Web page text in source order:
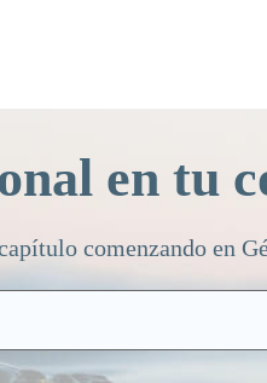
en tu
comenzando en